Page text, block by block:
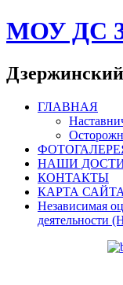
МОУ ДС
ГЛАВНАЯ
НАШИ
КОНТАКТЫ
КАРТА САЙТА
Независимая